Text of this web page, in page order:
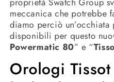
meccanica che potrebbe
diamo perciò
disponibili per questo
Powermatic 80” e “
Orologi Tissot